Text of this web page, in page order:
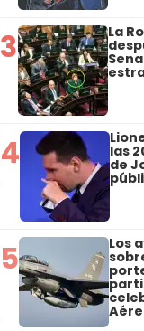
3 La
4 las
de
5 Los